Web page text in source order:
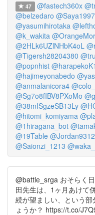
47 @fastech360x
@belzedaro
@yasumihirotaka
@k_wakita
@2HLk6UZlNHbK4oL
@Tigersh28204380
@popnhist
@hajimeyonabedo
@anmalanicora4
@Sg7o8fIBV8PXoMo
@38mISgzeSB13Ly
@hitomi_komiyama
@1hiragana_bot
@19Table
@Saionzi_1213
@battle_srga おそらく
田先生は、1ヶ月あけて
続が望ましい、という
ょうか？ https://t.co/